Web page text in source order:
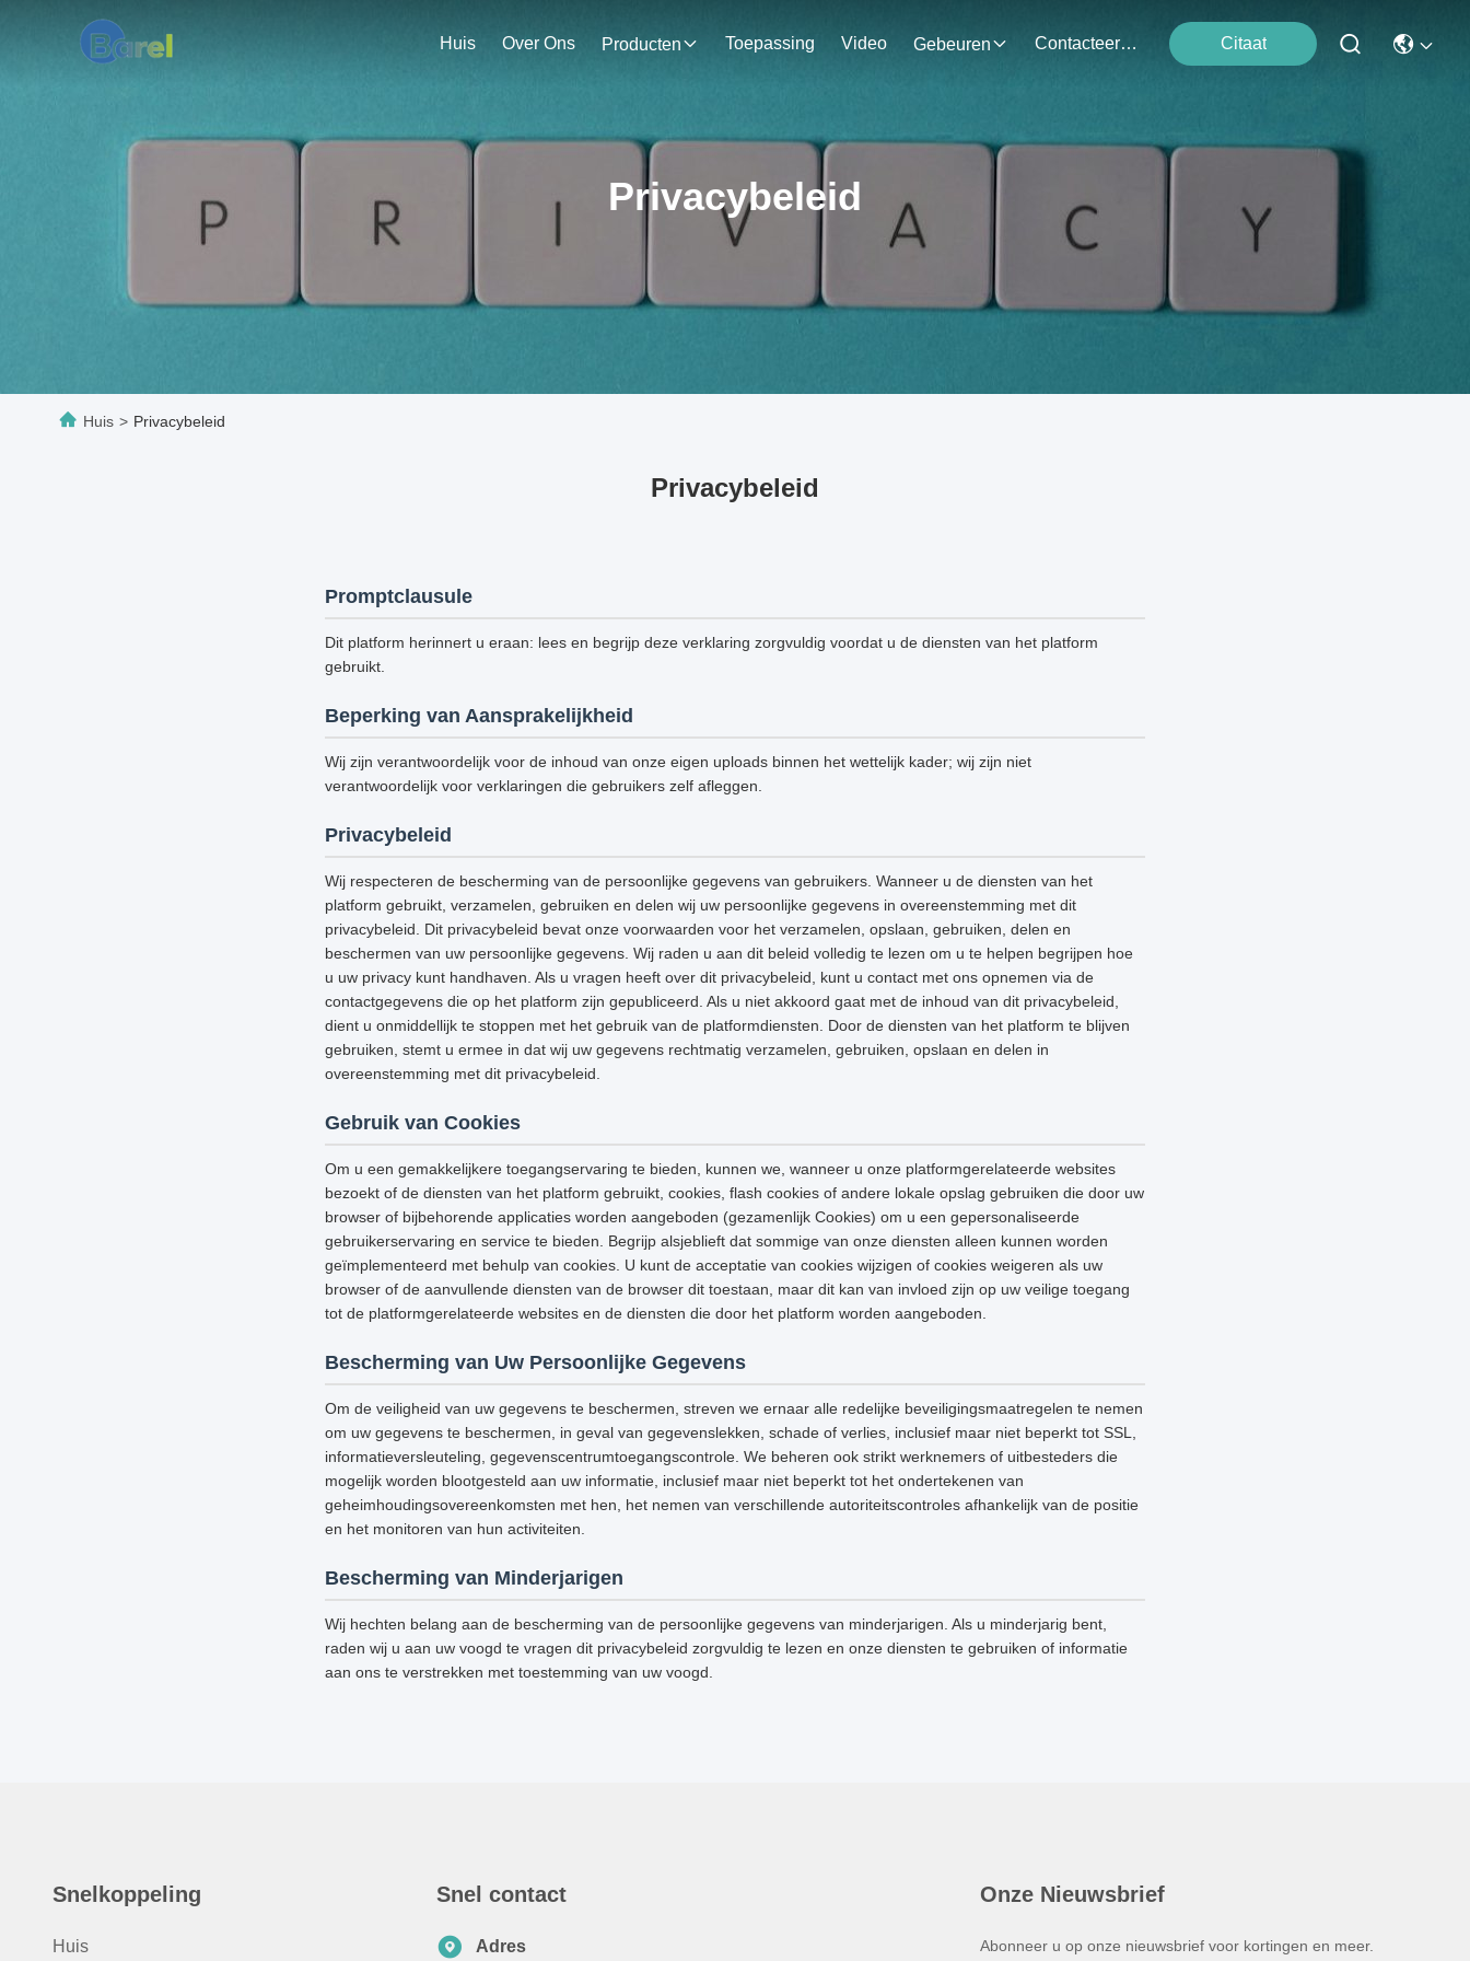
Huis Over Ons Producten Toepassing Video Gebeuren Contacteer Ons Citaat
Privacybeleid
Huis > Privacybeleid
Privacybeleid
Promptclausule
Dit platform herinnert u eraan: lees en begrijp deze verklaring zorgvuldig voordat u de diensten van het platform
gebruikt.
Beperking van Aansprakelijkheid
Wij zijn verantwoordelijk voor de inhoud van onze eigen uploads binnen het wettelijk kader; wij zijn niet
verantwoordelijk voor verklaringen die gebruikers zelf afleggen.
Privacybeleid
Wij respecteren de bescherming van de persoonlijke gegevens van gebruikers. Wanneer u de diensten van het
platform gebruikt, verzamelen, gebruiken en delen wij uw persoonlijke gegevens in overeenstemming met dit
privacybeleid. Dit privacybeleid bevat onze voorwaarden voor het verzamelen, opslaan, gebruiken, delen en
beschermen van uw persoonlijke gegevens. Wij raden u aan dit beleid volledig te lezen om u te helpen begrijpen hoe
u uw privacy kunt handhaven. Als u vragen heeft over dit privacybeleid, kunt u contact met ons opnemen via de
contactgegevens die op het platform zijn gepubliceerd. Als u niet akkoord gaat met de inhoud van dit privacybeleid,
dient u onmiddellijk te stoppen met het gebruik van de platformdiensten. Door de diensten van het platform te blijven
gebruiken, stemt u ermee in dat wij uw gegevens rechtmatig verzamelen, gebruiken, opslaan en delen in
overeenstemming met dit privacybeleid.
Gebruik van Cookies
Om u een gemakkelijkere toegangservaring te bieden, kunnen we, wanneer u onze platformgerelateerde websites
bezoekt of de diensten van het platform gebruikt, cookies, flash cookies of andere lokale opslag gebruiken die door uw
browser of bijbehorende applicaties worden aangeboden (gezamenlijk Cookies) om u een gepersonaliseerde
gebruikerservaring en service te bieden. Begrijp alsjeblieft dat sommige van onze diensten alleen kunnen worden
geïmplementeerd met behulp van cookies. U kunt de acceptatie van cookies wijzigen of cookies weigeren als uw
browser of de aanvullende diensten van de browser dit toestaan, maar dit kan van invloed zijn op uw veilige toegang
tot de platformgerelateerde websites en de diensten die door het platform worden aangeboden.
Bescherming van Uw Persoonlijke Gegevens
Om de veiligheid van uw gegevens te beschermen, streven we ernaar alle redelijke beveiligingsmaatregelen te nemen
om uw gegevens te beschermen, in geval van gegevenslekken, schade of verlies, inclusief maar niet beperkt tot SSL,
informatieversleuteling, gegevenscentrumtoegangscontrole. We beheren ook strikt werknemers of uitbesteders die
mogelijk worden blootgesteld aan uw informatie, inclusief maar niet beperkt tot het ondertekenen van
geheimhoudingsovereenkomsten met hen, het nemen van verschillende autoriteitscontroles afhankelijk van de positie
en het monitoren van hun activiteiten.
Bescherming van Minderjarigen
Wij hechten belang aan de bescherming van de persoonlijke gegevens van minderjarigen. Als u minderjarig bent,
raden wij u aan uw voogd te vragen dit privacybeleid zorgvuldig te lezen en onze diensten te gebruiken of informatie
aan ons te verstrekken met toestemming van uw voogd.
Snelkoppeling
Huis
Snel contact
Adres
Onze Nieuwsbrief
Abonneer u op onze nieuwsbrief voor kortingen en meer.